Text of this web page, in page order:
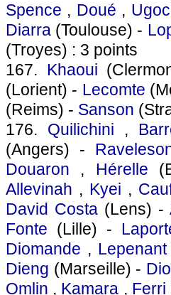
Spence , Doué ,
Diarra (Toulouse) -
(Troyes) : 3 points
167. Khaoui
(Lorient) - Lecomte
(Reims) - Sanson
176. Quilichini ,
(Angers) -
Douaron , Hérelle
Allevinah , Kyei ,
David Costa(Lens) -
Fonte (Lille) -
Diomande , Lepenant
Dieng (Marseille) -
Omlin , Kamara , Ferri